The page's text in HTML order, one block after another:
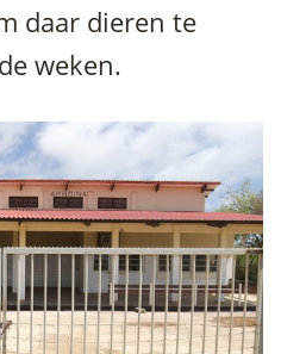
daar dieren te
weken.